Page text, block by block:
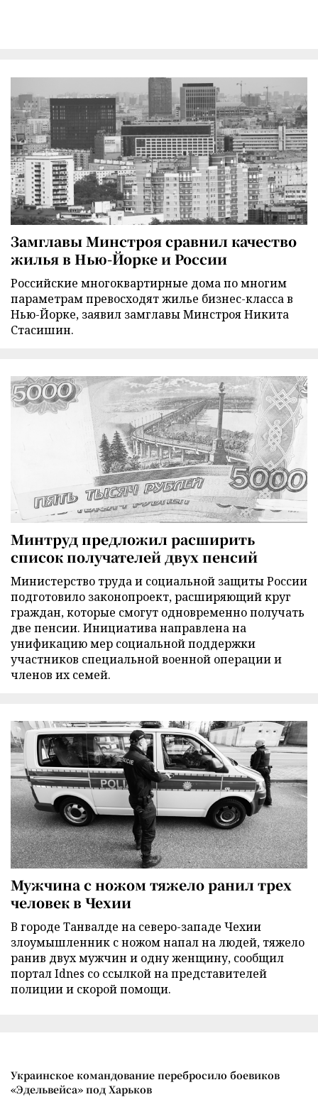
Замглавы Минстроя сравнил качество
жилья в Нью-Йорке и России
Российские многоквартирные дома по многим
параметрам превосходят жилье бизнес-класса в
Нью-Йорке, заявил замглавы Минстроя Никита
Стасишин.
Минтруд предложил расширить
список получателей двух пенсий
Министерство труда и социальной защиты России
подготовило законопроект, расширяющий круг
граждан, которые смогут одновременно получать
две пенсии. Инициатива направлена на
унификацию мер социальной поддержки
участников специальной военной операции и
членов их семей.
Мужчина с ножом тяжело ранил трех
человек в Чехии
В городе Танвалде на северо-западе Чехии
злоумышленник с ножом напал на людей, тяжело
ранив двух мужчин и одну женщину, сообщил
портал Idnes со ссылкой на представителей
полиции и скорой помощи.
Украинское командование перебросило боевиков
«Эдельвейса» под Харьков